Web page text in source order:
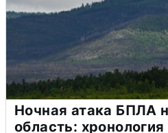
Ночная атака БПЛА
область: хронология